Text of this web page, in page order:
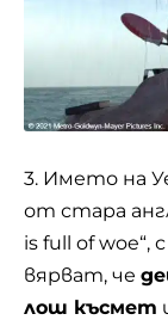
3. Името на
от стара
is full of woe“,
вярват, че
лош късмет